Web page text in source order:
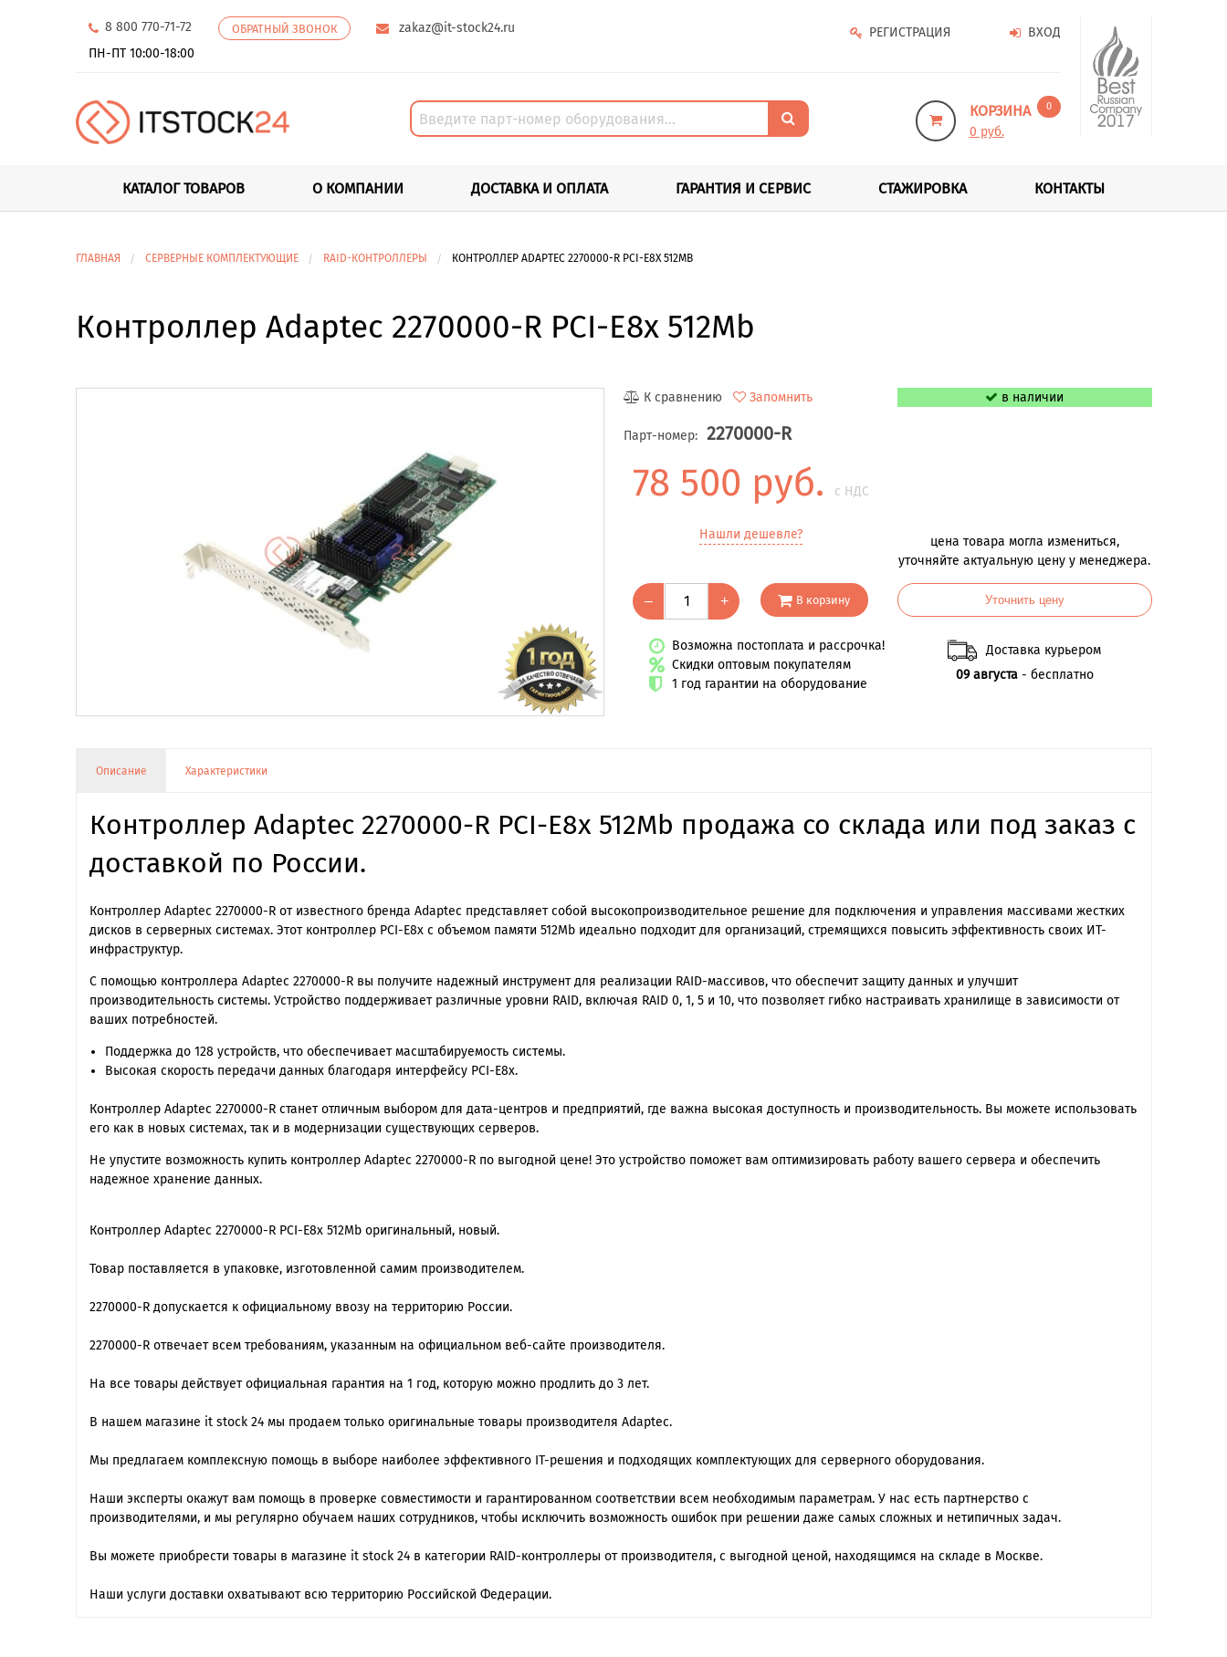
8 800 770-71-72 ОБРАТНЫЙ ЗВОНОК
zakaz@it-stock24.ru
ПН-ПТ 10:00-18:00
ВХОД
РЕГИСТРАЦИЯ
КОРЗИНА 0
0 руб.
КАТАЛОГ ТОВАРОВ О КОМПАНИИ ДОСТАВКА И ОПЛАТА ГАРАНТИЯ И СЕРВИС СТАЖИРОВКА КОНТАКТЫ
ГЛАВНАЯ СЕРВЕРНЫЕ КОМПЛЕКТУЮЩИЕ RAID-КОНТРОЛЛЕРЫ КОНТРОЛЛЕР ADAPTEC 2270000-R PCI-E8X 512MB
Контроллер Adaptec 2270000-R PCI-E8x 512Mb
К сравнению Запомнить
Парт-номер: 2270000-R
78 500 руб. с НДС
Нашли дешевле?
– + В корзину
Возможна постоплата и рассрочка!
Скидки оптовым покупателям
1 год гарантии на оборудование
в наличии
цена товара могла измениться,
уточняйте актуальную цену у менеджера.
Уточнить цену
Доставка курьером
09 августа- бесплатно
Описание Характеристики
Контроллер Adaptec 2270000-R PCI-E8x 512Mb продажа со склада или под заказ с
доставкой по России.
Контроллер Adaptec 2270000-R от известного бренда Adaptec представляет собой высокопроизводительное решение для подключения и управления массивами жестких
дисков в серверных системах. Этот контроллер PCI-E8x с объемом памяти 512Mb идеально подходит для организаций, стремящихся повысить эффективность своих ИТ-
инфраструктур.
С помощью контроллера Adaptec 2270000-R вы получите надежный инструмент для реализации RAID-массивов, что обеспечит защиту данных и улучшит
производительность системы. Устройство поддерживает различные уровни RAID, включая RAID 0, 1, 5 и 10, что позволяет гибко настраивать хранилище в зависимости от
ваших потребностей.
Поддержка до 128 устройств, что обеспечивает масштабируемость системы.
Высокая скорость передачи данных благодаря интерфейсу PCI-E8x.
Контроллер Adaptec 2270000-R станет отличным выбором для дата-центров и предприятий, где важна высокая доступность и производительность. Вы можете использовать
его как в новых системах, так и в модернизации существующих серверов.
Не упустите возможность купить контроллер Adaptec 2270000-R по выгодной цене! Это устройство поможет вам оптимизировать работу вашего сервера и обеспечить
надежное хранение данных.
Контроллер Adaptec 2270000-R PCI-E8x 512Mb оригинальный, новый.
Товар поставляется в упаковке, изготовленной самим производителем.
2270000-R допускается к официальному ввозу на территорию России.
2270000-R отвечает всем требованиям, указанным на официальном веб-сайте производителя.
На все товары действует официальная гарантия на 1 год, которую можно продлить до 3 лет.
В нашем магазине it stock 24 мы продаем только оригинальные товары производителя Adaptec.
Мы предлагаем комплексную помощь в выборе наиболее эффективного IT-решения и подходящих комплектующих для серверного оборудования.
Наши эксперты окажут вам помощь в проверке совместимости и гарантированном соответствии всем необходимым параметрам. У нас есть партнерство с
производителями, и мы регулярно обучаем наших сотрудников, чтобы исключить возможность ошибок при решении даже самых сложных и нетипичных задач.
Вы можете приобрести товары в магазине it stock 24 в категории RAID-контроллеры от производителя, с выгодной ценой, находящимся на складе в Москве.
Наши услуги доставки охватывают всю территорию Российской Федерации.